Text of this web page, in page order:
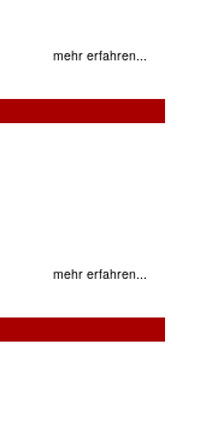
mehr erfahren...
mehr erfahren...